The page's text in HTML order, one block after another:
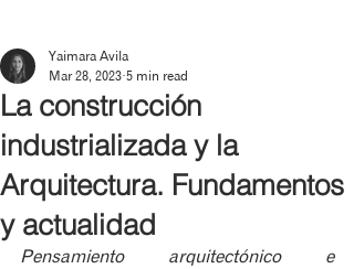
La construcción
industrializada y la
Arquitectura. Fundamentos
y actualidad
Yaimara Avila
Mar 28, 2023 5 min read
Pensamiento arquitectónico e